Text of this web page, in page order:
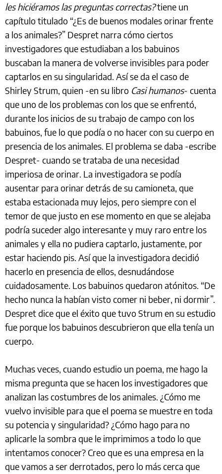
les hiciéramos las preguntas correctas?tiene un
capítulo titulado “¿Es de buenos modales orinar frente
a los animales?” Despret narra cómo ciertos
investigadores que estudiaban a los babuinos
buscaban la manera de volverse invisibles para poder
captarlos en su singularidad. Así se da el caso de
Shirley Strum, quien -en su libro Casi humanos- cuenta
que uno de los problemas con los que se enfrentó,
durante los inicios de su trabajo de campo con los
babuinos, fue lo que podía o no hacer con su cuerpo en
presencia de los animales. El problema se daba -escribe
Despret- cuando se trataba de una necesidad
imperiosa de orinar. La investigadora se podía
ausentar para orinar detrás de su camioneta, que
estaba estacionada muy lejos, pero siempre con el
temor de que justo en ese momento en que se alejaba
podría suceder algo interesante y muy raro entre los
animales y ella no pudiera captarlo, justamente, por
estar haciendo pis. Así que la investigadora decidió
hacerlo en presencia de ellos, desnudándose
cuidadosamente. Los babuinos quedaron atónitos. “De
hecho nunca la habían visto comer ni beber, ni dormir”.
Despret dice que el éxito que tuvo Strum en su estudio
fue porque los babuinos descubrieron que ella tenía un
cuerpo.
Muchas veces, cuando estudio un poema, me hago la
misma pregunta que se hacen los investigadores que
analizan las costumbres de los animales. ¿Cómo me
vuelvo invisible para que el poema se muestre en toda
su potencia y singularidad? ¿Cómo hago para no
aplicarle la sombra que le imprimimos a todo lo que
intentamos conocer? Creo que es una empresa en la
que vamos a ser derrotados, pero lo más cerca que